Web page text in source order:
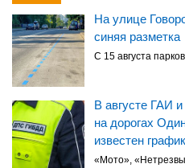
На улице
синяя разметка
С 15 августа
В августе ГАИ
на дорогах
известен график
«Мото»,